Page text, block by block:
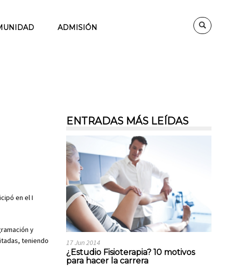
ADMISIÓN
en el I
y
teniendo
ENTRADAS MÁS LEÍDAS
17 Jun 2014
¿Estudio Fisioterapia? 10 motivos
para hacer la carrera